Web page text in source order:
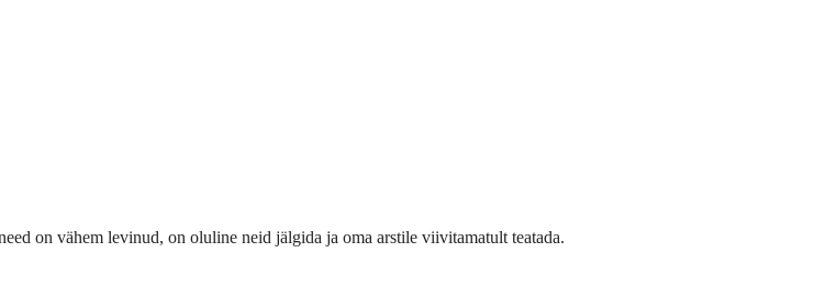
on vähem levinud, on oluline neid jälgida ja oma arstile viivitamatult teatada.